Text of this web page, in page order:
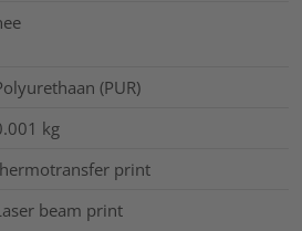
(PUR)
kg
print
beam print